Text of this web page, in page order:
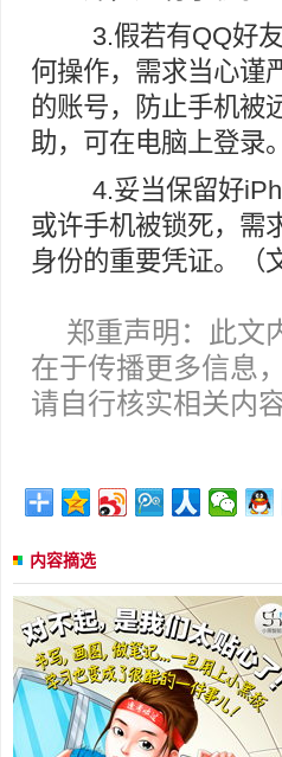
3.假若有QQ好
何操作，需求当心谨
的账号，防止手机被
助，可在电脑上登录。
4.妥当保留好
或许手机被锁死，需
身份的重要凭证。（
郑重声明：此文
在于传播更多信息
请自行核实相关内容
内容摘选